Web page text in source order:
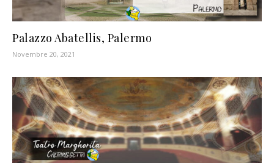
Palazzo Abatellis, Palermo
Novembre 20, 2021